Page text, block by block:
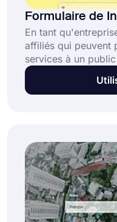
Formulaire de
En tant
affiliés qui peuvent
services à un
avantageux. Un
d'affiliation,
Ce formulaire
l'adéquation des